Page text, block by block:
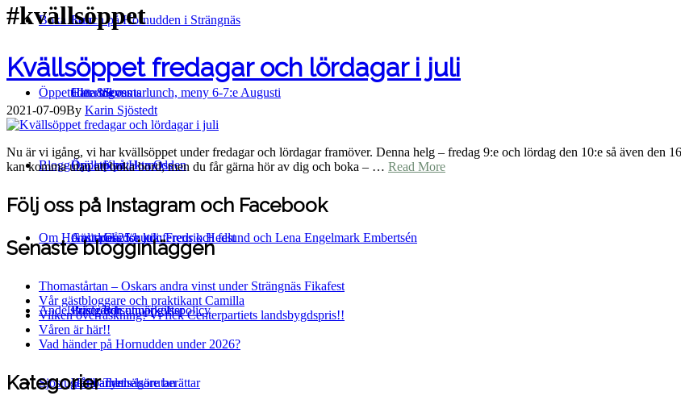
Lunch på Hornudden i Strängnäs
Sommarlunch, meny 6-7:e Augusti
Catering
Bröllop på Hornudden
Anlita oss för konferens och fest
Bussresor
Boka Bord
Hitta till oss
Kontakta Oss
Öppettider & events
Öppettider
Gårdsbutik
Personuppgiftspolicy
Gästspel 25:e juli: Fredrik Hedlund och Lena Engelmark Embertsén
Blogg
Om Hornudden
Priser och utmärkelser
Tynnelsörutan
Hållbarhet
Andelsträdgård
Våra andelsägare berättar
Sjöstugan
#kvällsöppet
Kvällsöppet fredagar och lördagar i juli
2021-07-09By Karin Sjöstedt
Nu är vi igång, vi har kvällsöppet under fredagar och lördagar framöver. Denna helg – fredag 9:e och lördag den 10:e så även den
kan komma utan att boka bord, men du får gärna hör av dig och boka – … Read More
Följ oss på Instagram och Facebook
Senaste blogginläggen
Thomastårtan – Oskars andra vinst under Strängnäs Fikafest
Vår gästbloggare och praktikant Camilla
Vilken överraskning! Vi fick Centerpartiets landsbygdspris!!
Våren är här!!
Vad händer på Hornudden under 2026?
Kategorier